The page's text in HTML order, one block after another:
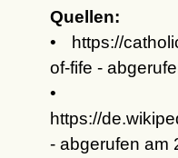
Quellen:
• https://
of-fife -
•
https://
- abgerufen am